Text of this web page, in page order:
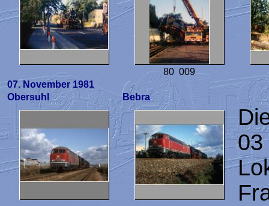
80 009
07. November 1981
Obersuhl
Bebra
03